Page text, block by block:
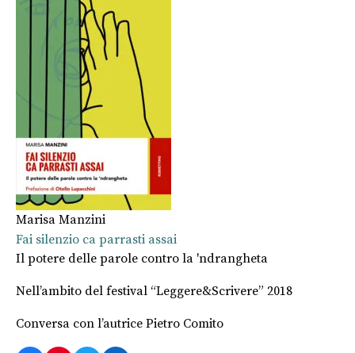
Marisa Manzini
Fai silenzio ca parrasti assai
Il potere delle parole contro la 'ndrangheta
Nell’ambito del festival “Leggere&Scrivere” 2018
Conversa con l’autrice Pietro Comito